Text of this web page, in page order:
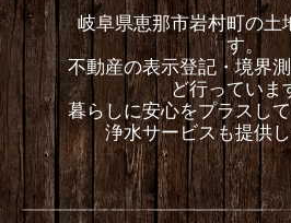
岐阜県恵那市岩村町の土
す。
不動産の表示登記・境界
ど行っていま
暮らしに安心をプラスし
浄水サービスも提供